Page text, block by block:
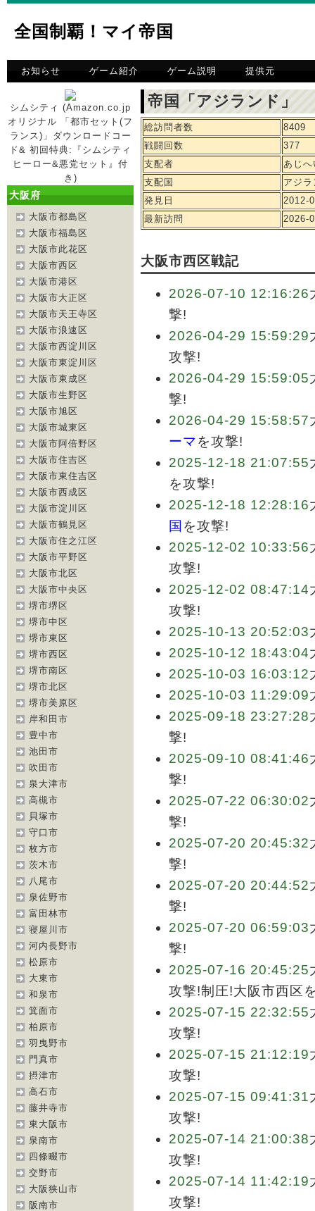
全国制覇！マイ帝国
お知らせ ゲーム紹介 ゲーム説明 提供元
シムシティ (Amazon.co.jp
オリジナル 「都市セット(フ
ランス)」ダウンロードコー
ド& 初回特典:『シムシティ
ヒーロー&悪党セット』付
き)
大阪府
大阪市都島区
大阪市福島区
大阪市此花区
大阪市西区
大阪市港区
大阪市大正区
大阪市天王寺区
大阪市浪速区
大阪市西淀川区
大阪市東淀川区
大阪市東成区
大阪市生野区
大阪市旭区
大阪市城東区
大阪市阿倍野区
大阪市住吉区
大阪市東住吉区
大阪市西成区
大阪市淀川区
大阪市鶴見区
大阪市住之江区
大阪市平野区
大阪市北区
大阪市中央区
堺市堺区
堺市中区
堺市東区
堺市西区
堺市南区
堺市北区
堺市美原区
岸和田市
豊中市
池田市
吹田市
泉大津市
高槻市
貝塚市
守口市
枚方市
茨木市
八尾市
泉佐野市
富田林市
寝屋川市
河内長野市
松原市
大東市
和泉市
箕面市
柏原市
羽曳野市
門真市
摂津市
高石市
藤井寺市
東大阪市
泉南市
四條畷市
交野市
大阪狭山市
阪南市
帝国「アジランド」
総訪問者数
8409
戦闘回数
377
支配者
あじへ
支配国
アジ
発見日
2012-
最新訪問
2026-
大阪市西区戦記
2026-07-10 12:16:26
撃!
2026-04-29 15:59:29
攻撃!
2026-04-29 15:59:05
撃!
2026-04-29 15:58:57
ーマを攻撃!
2025-12-18 21:07:55
を攻撃!
2025-12-18 12:28:16
国 を攻撃!
2025-12-02 10:33:56
攻撃!
2025-12-02 08:47:14
攻撃!
2025-10-13 20:52:03
2025-10-12 18:43:04
2025-10-03 16:03:12
2025-10-03 11:29:09
2025-09-18 23:27:28
撃!
2025-09-10 08:41:46
撃!
2025-07-22 06:30:02
撃!
2025-07-20 20:45:32
撃!
2025-07-20 20:44:52
撃!
2025-07-20 06:59:03
撃!
2025-07-16 20:45:25
攻撃!制圧!大阪市西区
2025-07-15 22:32:55
攻撃!
2025-07-15 21:12:19
攻撃!
2025-07-15 09:41:31
攻撃!
2025-07-14 21:00:38
攻撃!
2025-07-14 11:42:19
攻撃!